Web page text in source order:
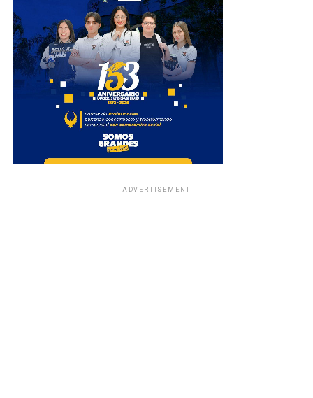
ADVERTISEMENT